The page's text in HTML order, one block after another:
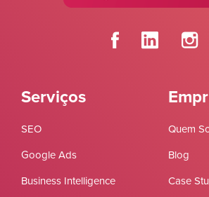
Serviços
SEO
Google Ads
Business Intelligence
Quem
Blog
Case